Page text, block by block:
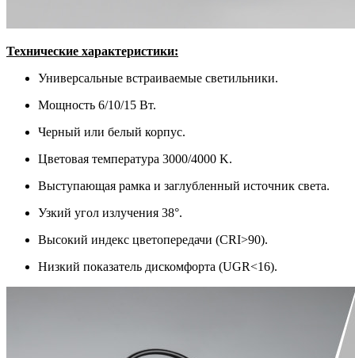
Технические характеристики:
Универсальные встраиваемые светильники.
Мощность 6/10/15 Вт.
Черный или белый корпус.
Цветовая температура 3000/4000 K.
Выступающая рамка и заглубленный источник света.
Узкий угол излучения 38°.
Высокий индекс цветопередачи (CRI>90).
Низкий показатель дискомфорта (UGR<16).